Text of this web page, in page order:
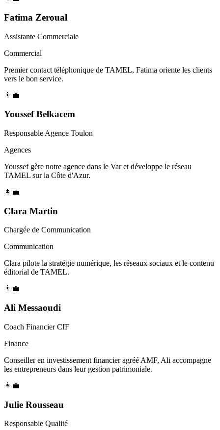
Fatima Zeroual
Assistante Commerciale
Commercial
Premier contact téléphonique de TAMEL, Fatima oriente les clients
vers le bon service.
👨‍💼
Youssef Belkacem
Responsable Agence Toulon
Agences
Youssef gère notre agence dans le Var et développe le réseau
TAMEL sur la Côte d'Azur.
👩‍💼
Clara Martin
Chargée de Communication
Communication
Clara pilote la stratégie numérique, les réseaux sociaux et le contenu
éditorial de TAMEL.
👨‍💼
Ali Messaoudi
Coach Financier CIF
Finance
Conseiller en investissement financier agréé AMF, Ali accompagne
les entrepreneurs dans leur gestion patrimoniale.
👩‍💼
Julie Rousseau
Responsable Qualité